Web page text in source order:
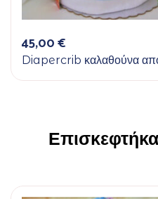
45,00€
Diapercrib καλαθούνα